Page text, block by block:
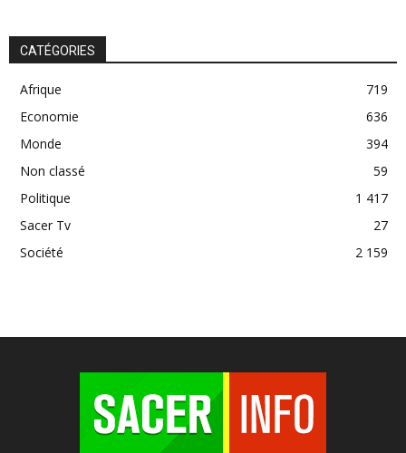
CATÉGORIES
Afrique
719
Economie
636
Monde
394
Non classé
59
Politique
1 417
Sacer Tv
27
Société
2 159